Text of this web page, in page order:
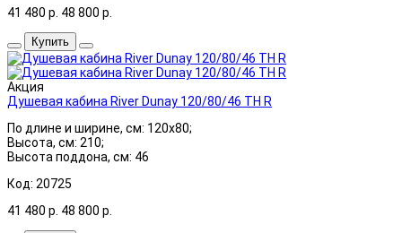
41 480 р. 48 800 р.
Купить
Акция
Душевая кабина River Dunay 120/80/46 ТН R
По длине и ширине, см: 120x80;
Высота, см: 210;
Высота поддона, см: 46
Код: 20725
41 480 р. 48 800 р.